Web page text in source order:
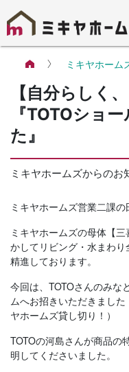
ミキヤホーム
【自分らしく
『TOTOショ
た』
ミキヤホームズからのお
ミキヤホームズ営業二課の
ミキヤホームズの母体【
かしてリビング・水まわ
精進しております。
今回は、TOTOさんのみな
ムへお招きいただきまし
ヤホームズ貸し切り！）
TOTOの河島さんが商品の
明してくださいました。